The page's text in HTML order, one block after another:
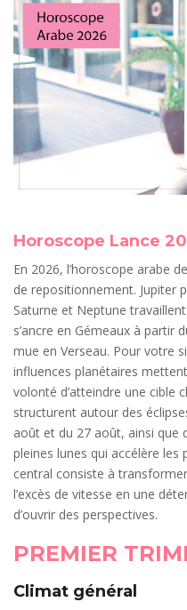
Horoscope Lance
En 2026, l’horoscope arabe
de repositionnement. Jupiter
Saturne et Neptune
s’ancre en Gémeaux à partir
mue en Verseau. Pour votre
influences planétaires
volonté d’atteindre une cible
structurent autour des
août et du 27 août, ainsi que
pleines lunes qui accélère les
central consiste à
l’excès de vitesse en une
d’ouvrir des perspectives.
PREMIER
Climat général